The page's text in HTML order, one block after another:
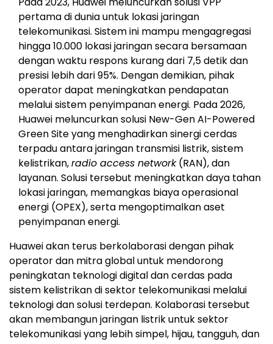
pertama di dunia untuk lokasi jaringan
telekomunikasi. Sistem ini mampu mengagregasi
hingga 10.000 lokasi jaringan secara bersamaan
dengan waktu respons kurang dari 7,5 detik dan
presisi lebih dari 95%. Dengan demikian, pihak
operator dapat meningkatkan pendapatan
melalui sistem penyimpanan energi. Pada 2026,
Huawei meluncurkan solusi New-Gen AI-Powered
Green Site yang menghadirkan sinergi cerdas
terpadu antara jaringan transmisi listrik, sistem
kelistrikan,radio access network(RAN), dan
layanan. Solusi tersebut meningkatkan daya tahan
lokasi jaringan, memangkas biaya operasional
energi (OPEX), serta mengoptimalkan aset
penyimpanan energi.
Huawei akan terus berkolaborasi dengan pihak
operator dan mitra global untuk mendorong
peningkatan teknologi digital dan cerdas pada
sistem kelistrikan di sektor telekomunikasi melalui
teknologi dan solusi terdepan. Kolaborasi tersebut
akan membangun jaringan listrik untuk sektor
telekomunikasi yang lebih simpel, hijau, tangguh, dan